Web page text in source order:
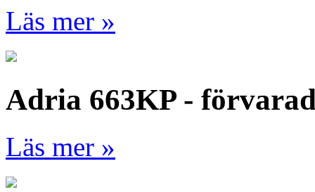
Läs mer »
Adria 663KP -
Läs mer »